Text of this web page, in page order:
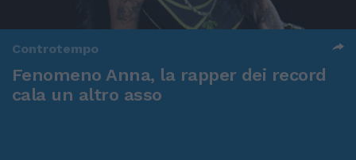
Controtempo
Fenomeno Anna, la rapper dei record
cala un altro asso